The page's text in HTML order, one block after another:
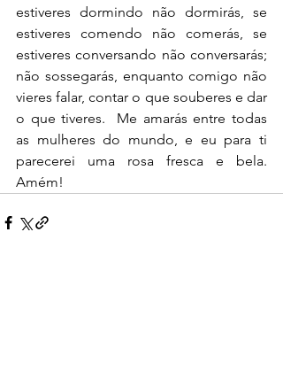
estiveres dormindo não dormirás, se
estiveres comendo não comerás, se
estiveres conversando não conversarás;
não sossegarás, enquanto comigo não
vieres falar, contar o que souberes e dar
o que tiveres.  Me amarás entre todas
as mulheres do mundo, e eu para ti
parecerei uma rosa fresca e bela.
Amém!